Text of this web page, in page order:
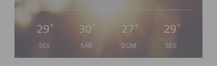
29 °
SEX
30 °
SÁB
27 °
DOM
29 °
SEG